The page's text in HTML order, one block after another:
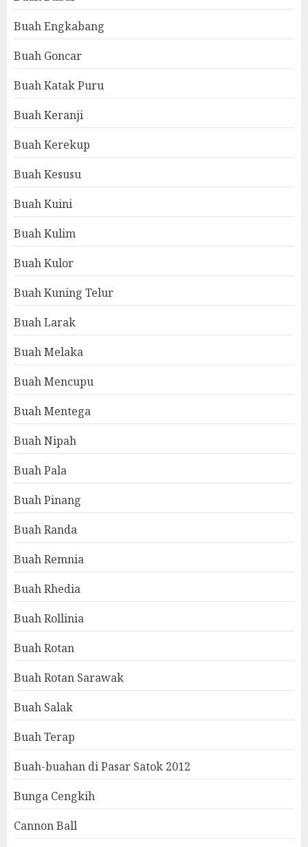
Buah Engkabang
Buah Goncar
Buah Katak Puru
Buah Keranji
Buah Kerekup
Buah Kesusu
Buah Kuini
Buah Kulim
Buah Kulor
Buah Kuning Telur
Buah Larak
Buah Melaka
Buah Mencupu
Buah Mentega
Buah Nipah
Buah Pala
Buah Pinang
Buah Randa
Buah Remnia
Buah Rhedia
Buah Rollinia
Buah Rotan
Buah Rotan Sarawak
Buah Salak
Buah Terap
Buah-buahan di Pasar Satok 2012
Bunga Cengkih
Cannon Ball